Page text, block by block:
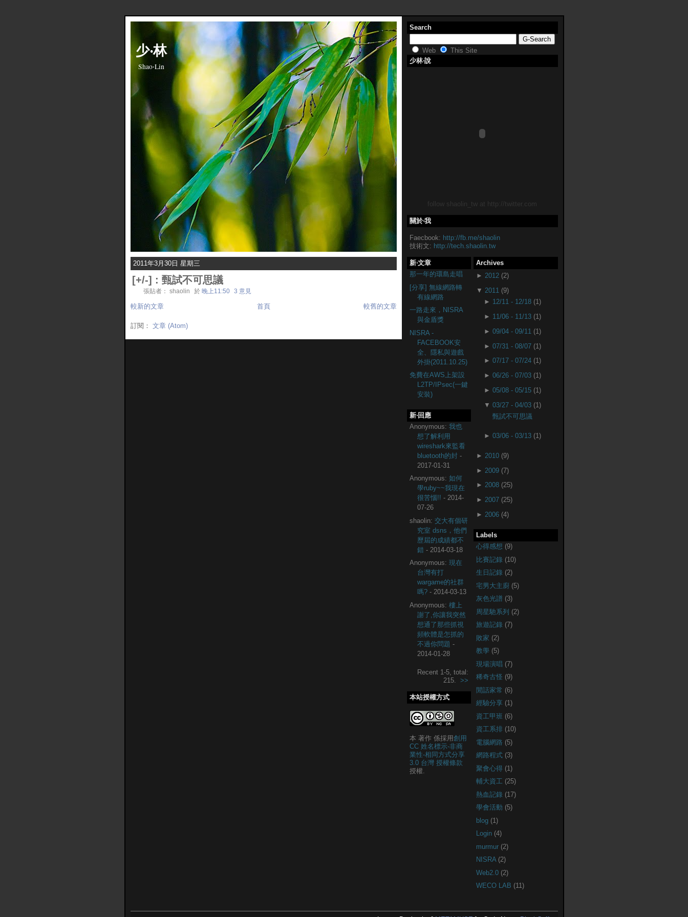
少‧林
Shao‧Lin
2011年3月30日 星期三
[+/-] : 甄試不可思議
張貼者： shaolin 於 晚上11:50 3 意見
較新的文章 較舊的文章
首頁
訂閱： 文章 (Atom)
Search
Web
This Site
少林‧說
follow shaolin_tw at http://twitter.com
關於‧我
Faecbook: http://fb.me/shaolin
技術文: http://tech.shaolin.tw
Archives
► 2012 (2)
▼ 2011 (9)
► 12/11 - 12/18 (1)
► 11/06 - 11/13 (1)
►09/04 - 09/11 (1)
►07/31 - 08/07 (1)
►07/17 - 07/24 (1)
►06/26 - 07/03 (1)
►05/08 - 05/15 (1)
▼03/27 - 04/03 (1)
甄試不可思議
►03/06 - 03/13 (1)
► 2010 (9)
► 2009 (7)
► 2008 (25)
► 2007 (25)
► 2006 (4)
Labels
心得感想 (9)
比賽記錄 (10)
生日記錄 (2)
宅男大主廚 (5)
灰色光譜 (3)
周星馳系列 (2)
旅遊記錄 (7)
敗家 (2)
教學 (5)
現場演唱 (7)
稀奇古怪 (9)
閒話家常 (6)
經驗分享 (1)
資工甲班 (6)
資工系排 (10)
電腦網路 (5)
網路程式 (3)
聚會心得 (1)
輔大資工 (25)
熱血記錄 (17)
學會活動 (5)
blog (1)
Login (4)
murmur (2)
NISRA (2)
Web2.0 (2)
WECO LAB (11)
新‧文章
那一年的環島走唱
[分享] 無線網路轉
有線網路
一路走來，NISRA
與金盾獎
NISRA -
FACEBOOK安
全、隱私與遊戲
外掛(2011.10.25)
免費在AWS上架設
L2TP/IPsec(一鍵
安裝)
新‧回應
Anonymous: 我也
想了解利用
wireshark來監看
bluetooth的封-
2017-01-31
Anonymous: 如何
學ruby~~我現在
很苦惱!! - 2014-
07-26
shaolin: 交大有個研
究室 dsns，他們
歷屆的成績都不
錯- 2014-03-18
Anonymous: 現在
台灣有打
wargame的社群
嗎?- 2014-03-13
Anonymous: 樓上
謝了,你讓我突然
想通了那些抓視
頻軟體是怎抓的
不過你問題 -
2014-01-28
Recent 1-5, total:
215. >>
本站授權方式
本 著作 係採用創用
CC 姓名標示-非商
業性-相同方式分享
3.0 台灣 授權條款
授權.